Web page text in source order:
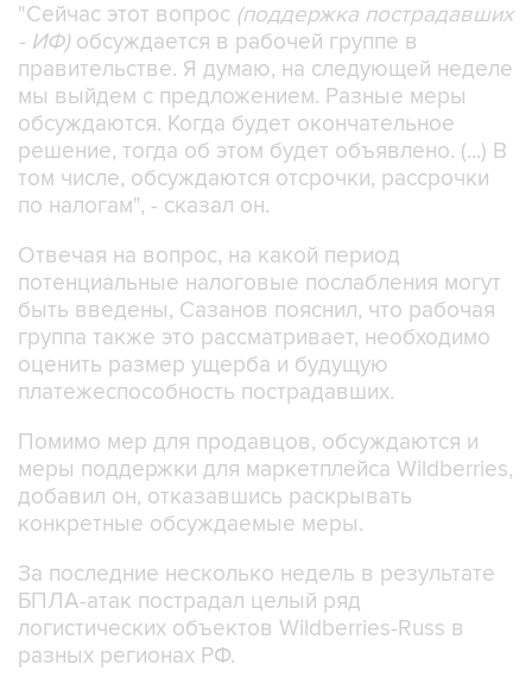
"Сейчас этот вопрос (поддержка пострадавших
- ИФ) обсуждается в рабочей группе в
правительстве. Я думаю, на следующей неделе
мы выйдем с предложением. Разные меры
обсуждаются. Когда будет окончательное
решение, тогда об этом будет объявлено. (...) В
том числе, обсуждаются отсрочки, рассрочки
по налогам", - сказал он.
Отвечая на вопрос, на какой период
потенциальные налоговые послабления могут
быть введены, Сазанов пояснил, что рабочая
группа также это рассматривает, необходимо
оценить размер ущерба и будущую
платежеспособность пострадавших.
Помимо мер для продавцов, обсуждаются и
меры поддержки для маркетплейса Wildberries,
добавил он, отказавшись раскрывать
конкретные обсуждаемые меры.
За последние несколько недель в результате
БПЛА-атак пострадал целый ряд
логистических объектов Wildberries-Russ в
разных регионах РФ.